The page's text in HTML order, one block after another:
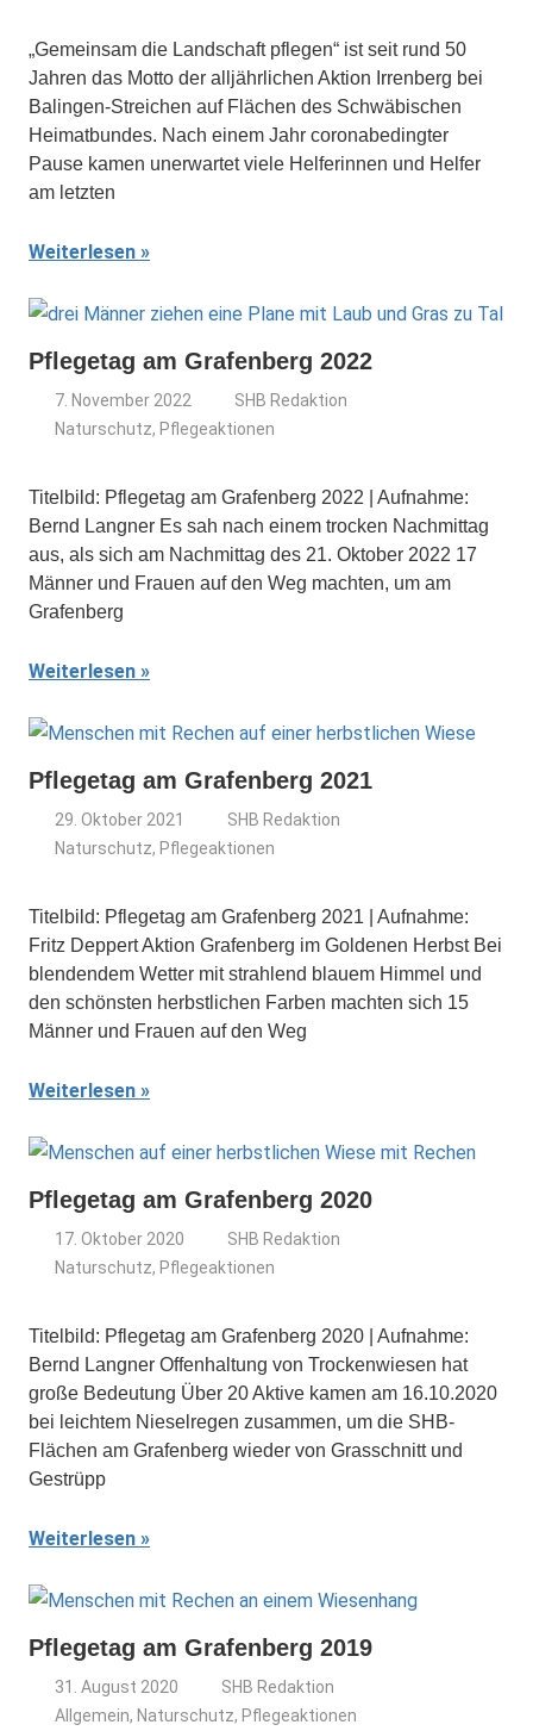
„Gemeinsam die Landschaft pflegen“ ist seit rund 50
Jahren das Motto der alljährlichen Aktion Irrenberg bei
Balingen-Streichen auf Flächen des Schwäbischen
Heimatbundes. Nach einem Jahr coronabedingter
Pause kamen unerwartet viele Helferinnen und Helfer
am letzten
Weiterlesen
Pflegetag am Grafenberg 2022
7. November 2022
SHB Redaktion
Naturschutz, Pflegeaktionen
Titelbild: Pflegetag am Grafenberg 2022 | Aufnahme:
Bernd Langner Es sah nach einem trocken Nachmittag
aus, als sich am Nachmittag des 21. Oktober 2022 17
Männer und Frauen auf den Weg machten, um am
Grafenberg
Weiterlesen
Pflegetag am Grafenberg 2021
29. Oktober 2021
SHB Redaktion
Naturschutz, Pflegeaktionen
Titelbild: Pflegetag am Grafenberg 2021 | Aufnahme:
Fritz Deppert Aktion Grafenberg im Goldenen Herbst Bei
blendendem Wetter mit strahlend blauem Himmel und
den schönsten herbstlichen Farben machten sich 15
Männer und Frauen auf den Weg
Weiterlesen
Pflegetag am Grafenberg 2020
17. Oktober 2020
SHB Redaktion
Naturschutz, Pflegeaktionen
Titelbild: Pflegetag am Grafenberg 2020 | Aufnahme:
Bernd Langner Offenhaltung von Trockenwiesen hat
große Bedeutung Über 20 Aktive kamen am 16.10.2020
bei leichtem Nieselregen zusammen, um die SHB-
Flächen am Grafenberg wieder von Grasschnitt und
Gestrüpp
Weiterlesen
Pflegetag am Grafenberg 2019
31. August 2020
SHB Redaktion
Allgemein, Naturschutz, Pflegeaktionen